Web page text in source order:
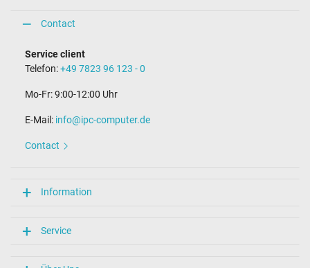
Contact
Service client
Telefon:+49 7823 96 123 - 0
Mo-Fr: 9:00-12:00 Uhr
E-Mail: info@ipc-computer.de
Contact
Information
Service